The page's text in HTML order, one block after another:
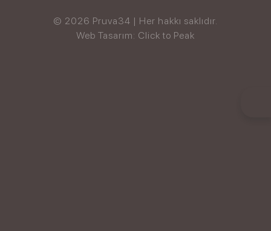
© 2026 Pruva34 | Her hakkı saklıdır.
Web Tasarım: Click to Peak